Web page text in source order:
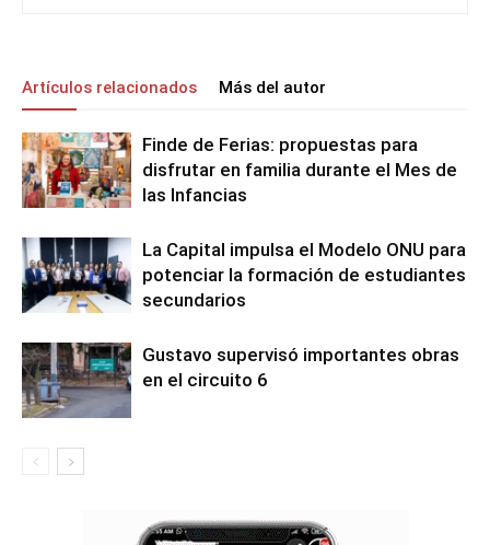
Artículos relacionados Más del autor
Finde de Ferias: propuestas para
disfrutar en familia durante el Mes de
las Infancias
La Capital impulsa el Modelo ONU para
potenciar la formación de estudiantes
secundarios
Gustavo supervisó importantes obras
en el circuito 6